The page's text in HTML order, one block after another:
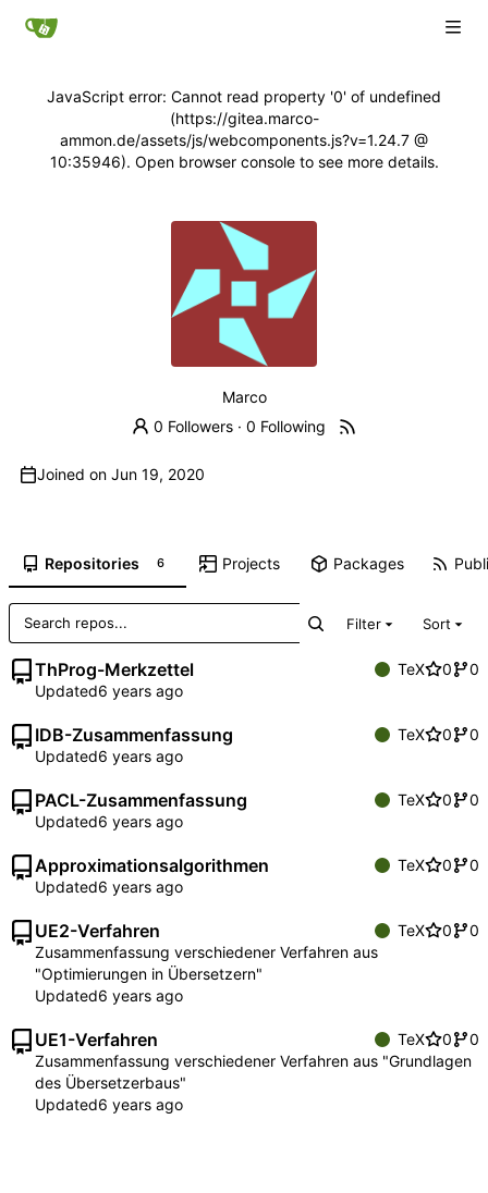
JavaScript error: Cannot read property '0' of undefined
(https://gitea.marco-
ammon.de/assets/js/webcomponents.js?v=1.24.7 @
10:35946). Open browser console to see more details.
Marco
0 Followers ·0 Following
Joined on
Repositories 6 Projects Packages
Filter Sort
ThProg-Merkzettel TeX 0
0
Updated
IDB-Zusammenfassung TeX 0
0
Updated
PACL-Zusammenfassung TeX 0
0
Updated
Approximationsalgorithmen TeX 0
0
Updated
UE2-Verfahren TeX 0
0
Zusammenfassung verschiedener Verfahren aus
"Optimierungen in Übersetzern"
Updated
UE1-Verfahren TeX 0
0
Zusammenfassung verschiedener Verfahren aus "Grundlagen
des Übersetzerbaus"
Updated